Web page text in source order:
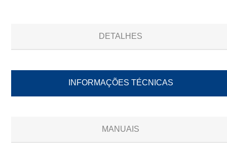
DETALHES
INFORMAÇÕES TÉCNICAS
MANUAIS